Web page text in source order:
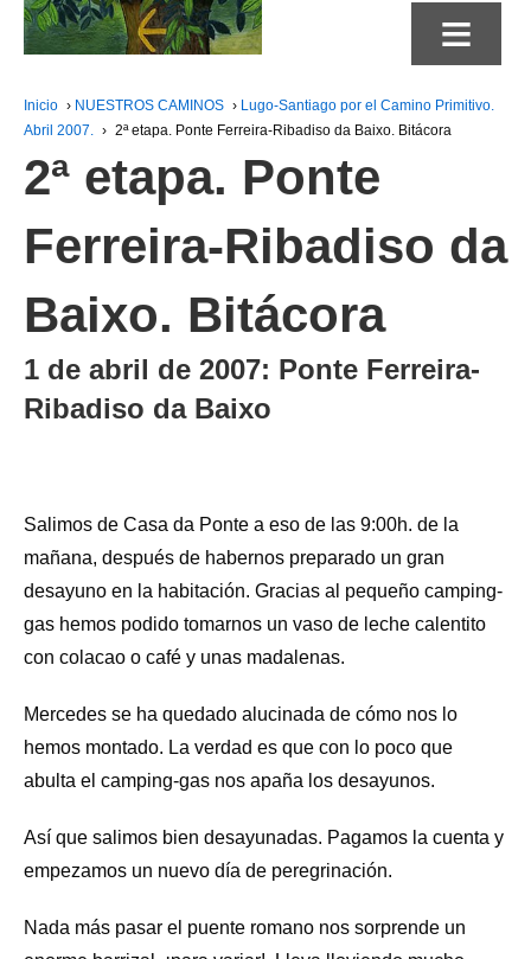
≡
Inicio › NUESTROS CAMINOS › Lugo-Santiago por el Camino Primitivo.
Abril 2007. › 2ª etapa. Ponte Ferreira-Ribadiso da Baixo. Bitácora
2ª etapa. Ponte
Ferreira-Ribadiso da
Baixo. Bitácora
1 de abril de 2007: Ponte Ferreira-
Ribadiso da Baixo
Salimos de Casa da Ponte a eso de las 9:00h. de la
mañana, después de habernos preparado un gran
desayuno en la habitación. Gracias al pequeño camping-
gas hemos podido tomarnos un vaso de leche calentito
con colacao o café y unas madalenas.
Mercedes se ha quedado alucinada de cómo nos lo
hemos montado. La verdad es que con lo poco que
abulta el camping-gas nos apaña los desayunos.
Así que salimos bien desayunadas. Pagamos la cuenta y
empezamos un nuevo día de peregrinación.
Nada más pasar el puente romano nos sorprende un